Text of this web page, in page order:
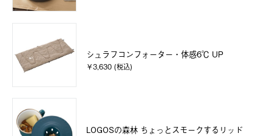
シュラフコンフォーター・体感6℃ UP
￥3,630 (税込)
LOGOSの森林 ちょっとスモークするリッド